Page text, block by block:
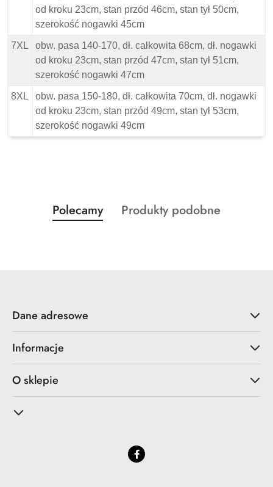
od kroku 23cm, stan przód 46cm, stan tył 50cm,
szerokość nogawki 45cm
7XL
obw. pasa 140-170, dł. całkowita 68cm, dł. nogawki
od kroku 23cm, stan przód 47cm, stan tył 51cm,
szerokość nogawki 47cm
8XL
obw. pasa 150-180, dł. całkowita 70cm, dł. nogawki
od kroku 23cm, stan przód 49cm, stan tył 53cm,
szerokość nogawki 49cm
Pomiń karuzelę produktów
Produkty
o
Polecamy
Produkty
Produkty podobne
Dane adresowe
Informacje
O sklepie